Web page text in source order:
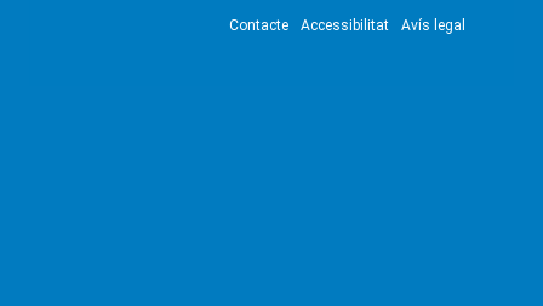
Contacte Accessibilitat Avís legal